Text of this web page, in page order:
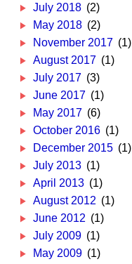
July 2018 (2)
May 2018 (2)
November 2017 (1)
August 2017 (1)
July 2017 (3)
June 2017 (1)
May 2017 (6)
October 2016 (1)
December 2015 (1)
July 2013 (1)
April 2013 (1)
August 2012 (1)
June 2012 (1)
July 2009 (1)
May 2009 (1)